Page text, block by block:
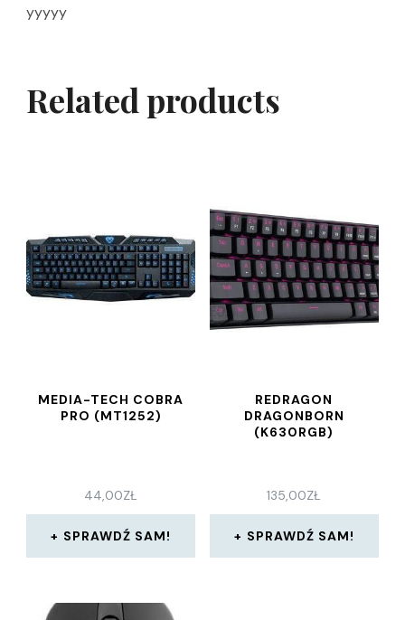
yyyyy
Related products
MEDIA-TECH COBRA
PRO (MT1252)
44,00ZŁ
SPRAWDŹ SAM!
REDRAGON
DRAGONBORN
(K630RGB)
135,00ZŁ
SPRAWDŹ SAM!